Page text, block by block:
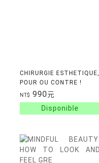
CHIRURGIE ESTHETIQUE,
POUR OU CONTRE !
NT$ 990元